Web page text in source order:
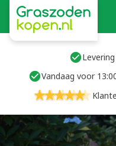
Vandaag voor